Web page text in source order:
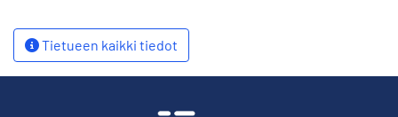
Tietueen kaikki tiedot